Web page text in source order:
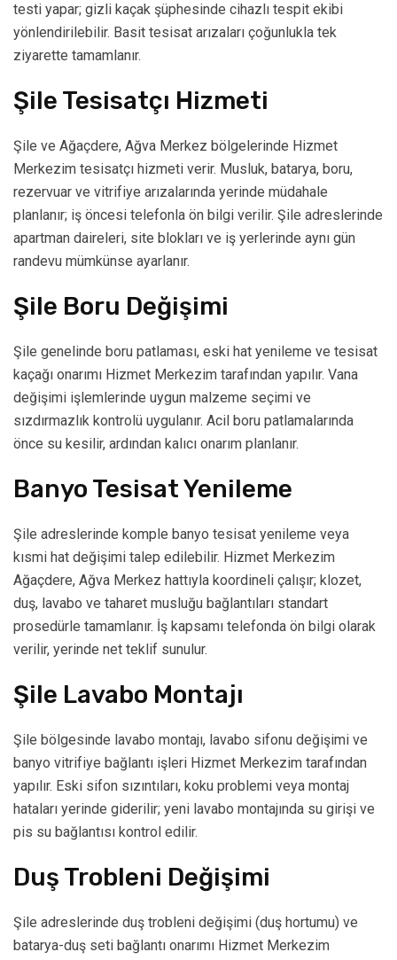
testi yapar; gizli kaçak şüphesinde cihazlı tespit ekibi
yönlendirilebilir. Basit tesisat arızaları çoğunlukla tek
ziyarette tamamlanır.
Şile Tesisatçı Hizmeti
Şile ve Ağaçdere, Ağva Merkez bölgelerinde Hizmet
Merkezim tesisatçı hizmeti verir. Musluk, batarya, boru,
rezervuar ve vitrifiye arızalarında yerinde müdahale
planlanır; iş öncesi telefonla ön bilgi verilir. Şile adreslerinde
apartman daireleri, site blokları ve iş yerlerinde aynı gün
randevu mümkünse ayarlanır.
Şile Boru Değişimi
Şile genelinde boru patlaması, eski hat yenileme ve tesisat
kaçağı onarımı Hizmet Merkezim tarafından yapılır. Vana
değişimi işlemlerinde uygun malzeme seçimi ve
sızdırmazlık kontrolü uygulanır. Acil boru patlamalarında
önce su kesilir, ardından kalıcı onarım planlanır.
Banyo Tesisat Yenileme
Şile adreslerinde komple banyo tesisat yenileme veya
kısmi hat değişimi talep edilebilir. Hizmet Merkezim
Ağaçdere, Ağva Merkez hattıyla koordineli çalışır; klozet,
duş, lavabo ve taharet musluğu bağlantıları standart
prosedürle tamamlanır. İş kapsamı telefonda ön bilgi olarak
verilir, yerinde net teklif sunulur.
Şile Lavabo Montajı
Şile bölgesinde lavabo montajı, lavabo sifonu değişimi ve
banyo vitrifiye bağlantı işleri Hizmet Merkezim tarafından
yapılır. Eski sifon sızıntıları, koku problemi veya montaj
hataları yerinde giderilir; yeni lavabo montajında su girişi ve
pis su bağlantısı kontrol edilir.
Duş Trobleni Değişimi
Şile adreslerinde duş trobleni değişimi (duş hortumu) ve
batarya-duş seti bağlantı onarımı Hizmet Merkezim